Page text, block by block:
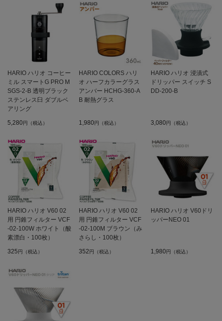
HARIO ハリオ コーヒー
ミル スマートG PRO M
SGS-2-B 透明ブラック
ステンレス臼 ダブルベ
アリング
5,280円（税込）
HARIO COLORS ハリ
オ ハーフカラーグラス
アンバー HCHG-360-A
B 耐熱グラス
1,980円（税込）
HARIO ハリオ 浸漬式
ドリッパー スイッチ S
DD-200-B
3,080円（税込）
HARIO ハリオ V60 02
用 円錐フィルター VCF
-02-100W ホワイト（酸
素漂白・100枚）
325円（税込）
HARIO ハリオ V60 02
用 円錐フィルター VCF
-02-100M ブラウン（み
さらし・100枚）
352円（税込）
HARIO ハリオ V60ドリ
ッパーNEO 01
1,980円（税込）